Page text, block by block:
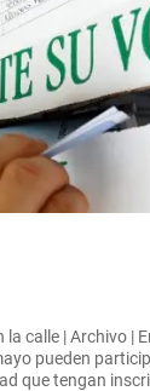
calle | Archivo |
pueden
que tengan